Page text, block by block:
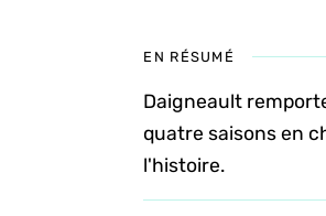
EN RÉSUMÉ
Daigneault
quatre saisons en
l'histoire.